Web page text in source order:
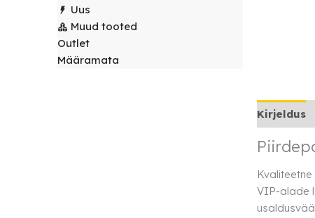
Servjetid ja
kaunistused
Toolikatted
Uus
Muud tooted
Outlet
Määramata
Kirjeldus
VIP-alade